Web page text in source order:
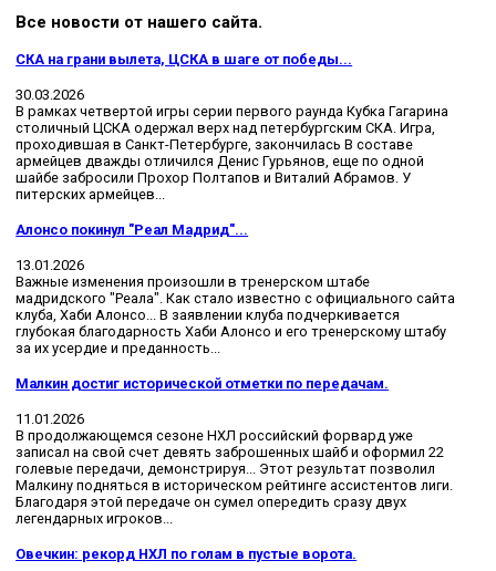
Все новости от нашего сайта.
СКА на грани вылета, ЦСКА в шаге от победы...
30.03.2026
В рамках четвертой игры серии первого раунда Кубка Гагарина
столичный ЦСКА одержал верх над петербургским СКА. Игра,
проходившая в Санкт-Петербурге, закончилась В составе
армейцев дважды отличился Денис Гурьянов, еще по одной
шайбе забросили Прохор Полтапов и Виталий Абрамов. У
питерских армейцев...
Алонсо покинул "Реал Мадрид"...
13.01.2026
Важные изменения произошли в тренерском штабе
мадридского "Реала". Как стало известно с официального сайта
клуба, Хаби Алонсо... В заявлении клуба подчеркивается
глубокая благодарность Хаби Алонсо и его тренерскому штабу
за их усердие и преданность...
Малкин достиг исторической отметки по передачам.
11.01.2026
В продолжающемся сезоне НХЛ российский форвард уже
записал на свой счет девять заброшенных шайб и оформил 22
голевые передачи, демонстрируя... Этот результат позволил
Малкину подняться в историческом рейтинге ассистентов лиги.
Благодаря этой передаче он сумел опередить сразу двух
легендарных игроков...
Овечкин: рекорд НХЛ по голам в пустые ворота.